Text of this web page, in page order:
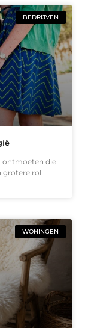
BEDRIJVEN
ontmoeten die
grotere rol
WONINGEN